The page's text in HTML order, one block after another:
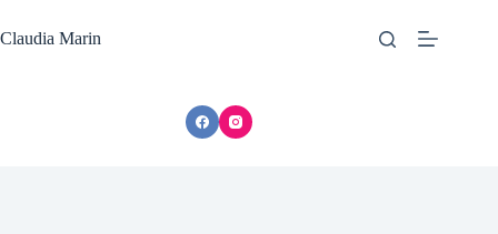
au
contenu
Claudia Marin